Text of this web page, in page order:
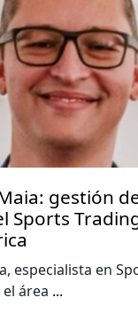
gestión
Sports
especialista en
área ...